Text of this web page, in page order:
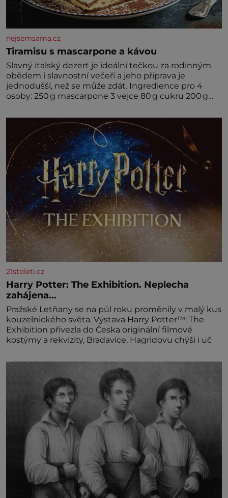
nejsemsama.cz
Tiramisu s mascarpone a kávou
Slavný italský dezert je ideální tečkou za rodinným
obědem i slavnostní večeří a jeho příprava je
jednodušší, než se může zdát. Ingredience pro 4
osoby: 250 g mascarpone 3 vejce 80 g cukru 200 g
amaretta kakao na posypání Postup: Oddělte
žloutky od bílků. Žloutky vyšlehejte s cukrem do
světlé pěny a postupně do nich vmíchejte
mascarpone, aby vznikl hladký
21stoleti.cz
Harry Potter: The Exhibition. Neplecha
zahájena…
Pražské Letňany se na půl roku proměnily v malý kus
kouzelnického světa. Výstava Harry Potter™: The
Exhibition přivezla do Česka originální filmové
kostýmy a rekvizity, Bradavice, Hagridovu chýši i uč